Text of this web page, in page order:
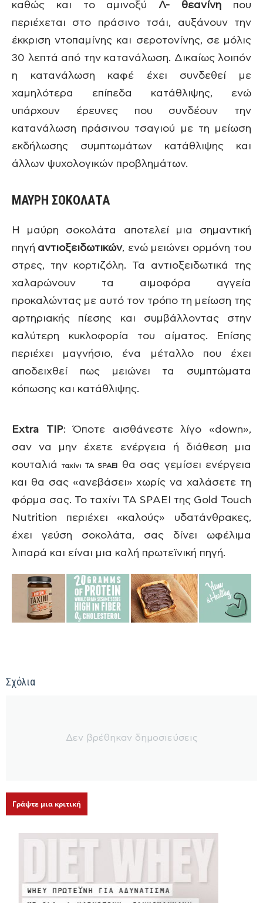
καθώς και το αμινοξύΛ- θεανίνη που
περιέχεται στο πράσινο τσάι, αυξάνουν την
έκκριση ντοπαμίνης και σεροτονίνης, σε μόλις
30 λεπτά από την κατανάλωση. Δικαίως λοιπόν
η κατανάλωση καφέ έχει συνδεθεί με
χαμηλότερα επίπεδα κατάθλιψης, ενώ
υπάρχουν έρευνες που συνδέουν την
κατανάλωση πράσινου τσαγιού με τη μείωση
εκδήλωσης συμπτωμάτων κατάθλιψης και
άλλων ψυχολογικών προβλημάτων.
ΜΑΥΡΗ ΣΟΚΟΛΑΤΑ
Η μαύρη σοκολάτα αποτελεί μια σημαντική
πηγή αντιοξειδωτικών, ενώ μειώνει ορμόνη του
στρες, την κορτιζόλη. Τα αντιοξειδωτικά της
χαλαρώνουν τα αιμοφόρα αγγεία
προκαλώντας με αυτό τον τρόπο τη μείωση της
αρτηριακής πίεσης και συμβάλλοντας στην
καλύτερη κυκλοφορία του αίματος. Επίσης
περιέχει μαγνήσιο, ένα μέταλλο που έχει
αποδειχθεί πως μειώνει τα συμπτώματα
κόπωσης και κατάθλιψης.
Extra TIP: Όποτε αισθάνεστε λίγο «down»,
σαν να μην έχετε ενέργεια ή διάθεση μια
κουταλιάταχίνι ΤΑ SPAEI
θα σας γεμίσει ενέργεια
και θα σας «ανεβάσει» χωρίς να χαλάσετε τη
φόρμα σας. Το ταχίνι ΤΑ SPAEI της Gold Touch
Nutrition περιέχει «καλούς» υδατάνθρακες,
έχει γεύση σοκολάτα, σας δίνει ωφέλιμα
λιπαρά και είναι μια καλή πρωτεϊνική πηγή.
Σχόλια
Δεν βρέθηκαν δημοσιεύσεις
Γράψτε μια κριτική